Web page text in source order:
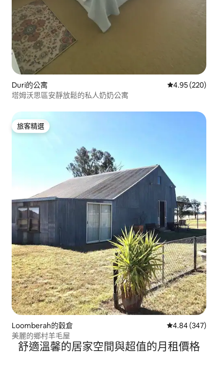
Duri的公寓 從 220 則評價
4.95 (220)
塔姆沃思區安靜放鬆的私人奶奶公寓
旅客精選
旅客精選
Loomberah的穀倉 從 347 則評價
4.84 (347)
美麗的鄉村羊毛屋
舒適溫馨的居家空間與超值的月租價格